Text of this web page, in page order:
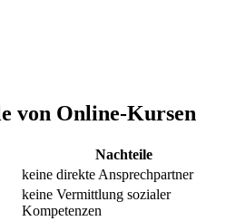
von Online-Kursen
Nachteile
keine direkte Ansprechpartner
keine Vermittlung sozialer
Kompetenzen